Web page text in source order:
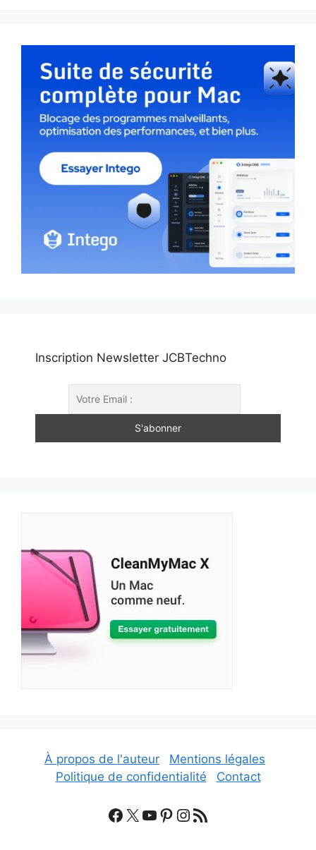
Inscription Newsletter JCBTechno
À propos de l'auteur
Mentions légales
Politique de confidentialité
Contact
Facebook
X YouTube
Pinterest
Instagram
Flux RSS